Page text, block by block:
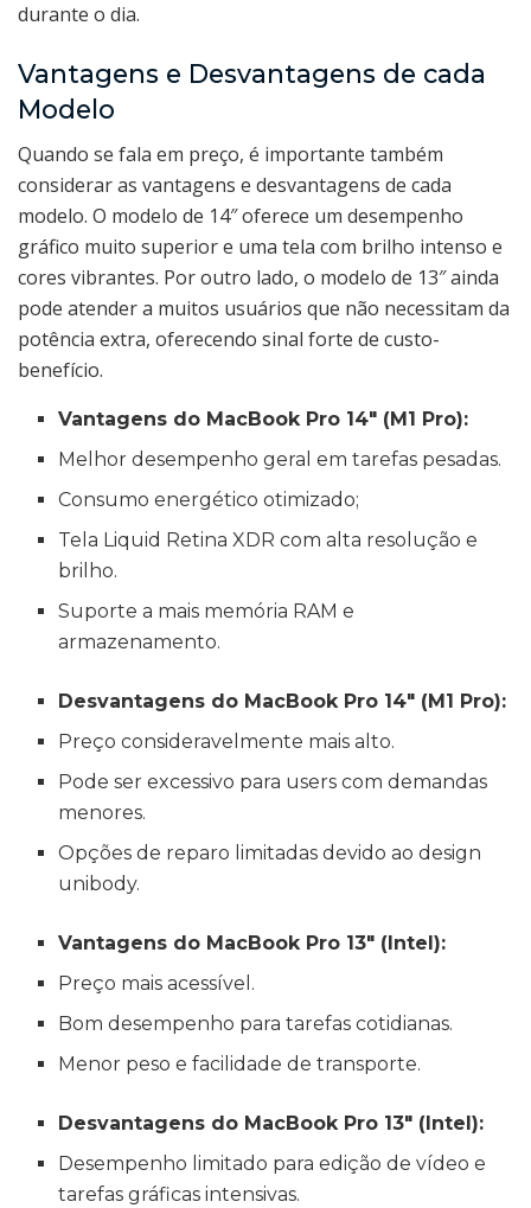
durante o dia.
Vantagens e Desvantagens de cada
Modelo
Quando se fala em preço, é importante também
considerar as vantagens e desvantagens de cada
modelo. O modelo de 14″ oferece um desempenho
gráfico muito superior e uma tela com brilho intenso e
cores vibrantes. Por outro lado, o modelo de 13″ ainda
pode atender a muitos usuários que não necessitam da
potência extra, oferecendo sinal forte de custo-
benefício.
Vantagens do MacBook Pro 14″ (M1 Pro):
Melhor desempenho geral em tarefas pesadas.
Consumo energético otimizado;
Tela Liquid Retina XDR com alta resolução e
brilho.
Suporte a mais memória RAM e
armazenamento.
Desvantagens do MacBook Pro 14″ (M1 Pro):
Preço consideravelmente mais alto.
Pode ser excessivo para users com demandas
menores.
Opções de reparo limitadas devido ao design
unibody.
Vantagens do MacBook Pro 13″ (Intel):
Preço mais acessível.
Bom desempenho para tarefas cotidianas.
Menor peso e facilidade de transporte.
Desvantagens do MacBook Pro 13″ (Intel):
Desempenho limitado para edição de vídeo e
tarefas gráficas intensivas.